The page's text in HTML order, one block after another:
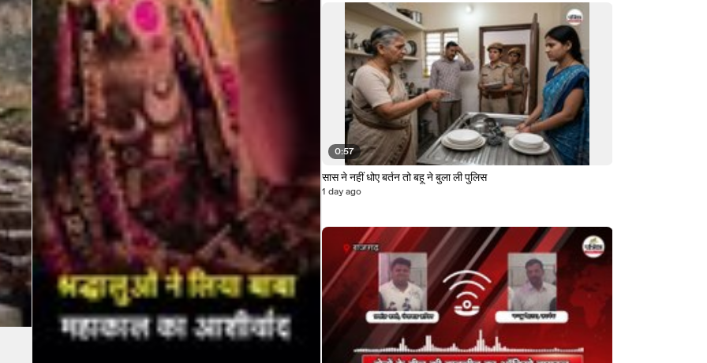
0:57
सास ने नहीं धोए बर्तन तो बहू ने बुला ली पुलिस
1 day ago